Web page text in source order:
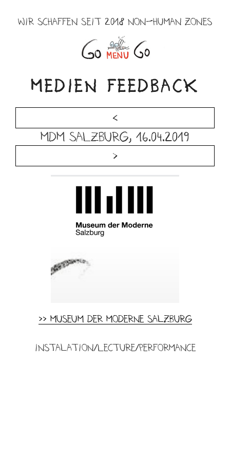
InhaltWIR SCHAFFEN SEIT 2018 NON-HUMAN ZONES
Menü
MEDIEN FEEDBACK
<
MdM Salzburg, 16.04.2019
>
>> Museum der Moderne Salzburg
Instalation/Lecture/Performance